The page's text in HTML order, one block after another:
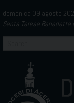
to
content
domenica 09 agosto
Santa Teresa